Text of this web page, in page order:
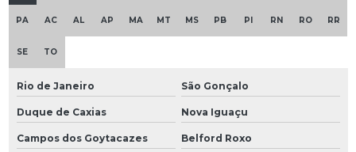
PA AC AL AP MA MT MS PB PI RN RO RR
SE TO
Rio de Janeiro São Gonçalo
Duque de Caxias Nova Iguaçu
Campos dos Goytacazes Belford Roxo